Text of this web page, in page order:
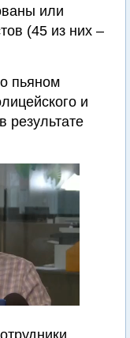
или
(45 из них –
пьяном
и
результате